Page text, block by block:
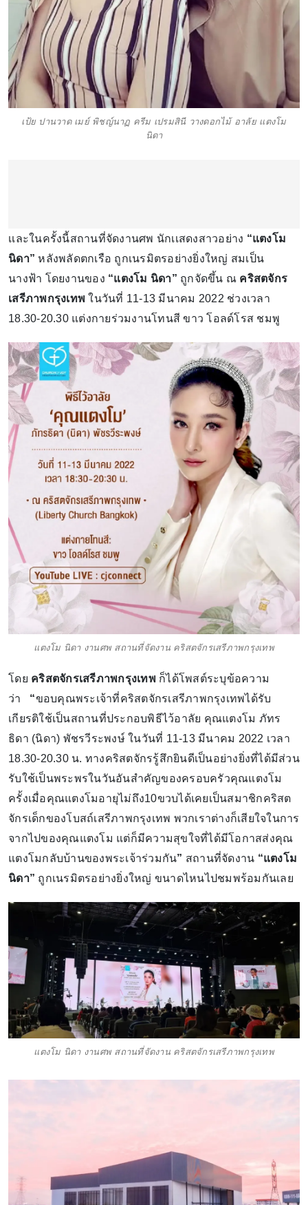
เป้ย ปานวาด เมย์ พิชญ์นาฏ ครีม เปรมสินี วางดอกไม้ อาลัย เเตงโม
นิดา
เเละในครั้งนี้สถานที่จัดงานศพ นักเเสดงสาวอย่าง “แตงโม
นิดา”หลังพลัดตกเรือ ถูกเนรมิตรอย่างยิ่งใหญ่ สมเป็น
นางฟ้า โดยงานของ “แตงโม นิดา” ถูกจัดขึ้น ณ คริสตจักร
เสรีภาพกรุงเทพ ในวันที่ 11-13 มีนาคม 2022 ช่วงเวลา
18.30-20.30 แต่งกายร่วมงานโทนสี ขาว โอลด์โรส ชมพู
แตงโม นิดา งานศพ สถานที่จัดงาน คริสตจักรเสรีภาพกรุงเทพ
โดย คริสตจักรเสรีภาพกรุงเทพ ก็ได้โพสต์ระบุข้อความ
ว่า “ขอบคุณพระเจ้าที่คริสตจักรเสรีภาพกรุงเทพได้รับ
เกียรติใช้เป็นสถานที่ประกอบพิธีไว้อาลัย คุณแตงโม ภัทร
ธิดา (นิดา) พัชรวีระพงษ์ ในวันที่ 11-13 มีนาคม 2022 เวลา
18.30-20.30 น. ทางคริสตจักรรู้สึกยินดีเป็นอย่างยิ่งที่ได้มีส่วน
รับใช้เป็นพระพรในวันอันสำคัญของครอบครัวคุณแตงโม
ครั้งเมื่อคุณแตงโมอายุไม่ถึง10ขวบได้เคยเป็นสมาชิกคริสต
จักรเด็กของโบสถ์เสรีภาพกรุงเทพ พวกเราต่างก็เสียใจในการ
จากไปของคุณแตงโม แต่ก็มีความสุขใจที่ได้มีโอกาสส่งคุณ
แตงโมกลับบ้านของพระเจ้าร่วมกัน” สถานที่จัดงาน “แตงโม
นิดา” ถูกเนรมิตรอย่างยิ่งใหญ่ ขนาดไหนไปชมพร้อมกันเลย
แตงโม นิดา งานศพ สถานที่จัดงาน คริสตจักรเสรีภาพกรุงเทพ